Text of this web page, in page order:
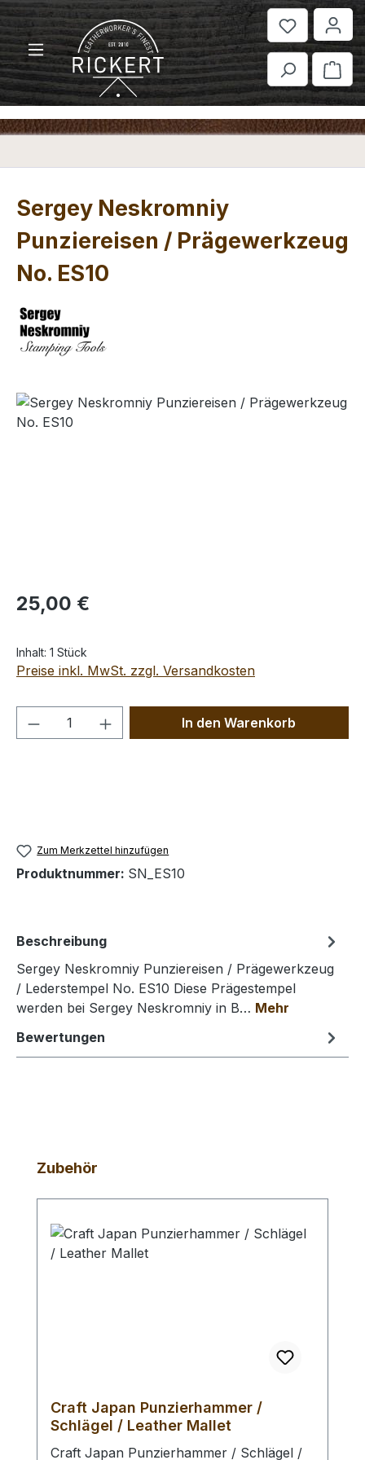
Zum Hauptinhalt springen
Sergey Neskromniy
Punziereisen / Prägewerkzeug
No. ES10
Bildergalerie überspringen
Regulärer Preis:
25,00 €
Inhalt: 1 Stück
Preise inkl. MwSt. zzgl. Versandkosten
Produkt Anzahl: Gib denIn den Warenkorb
Zum Merkzettel hinzufügen
Produktnummer: SN_ES10
Beschreibung
Sergey Neskromniy Punziereisen / Prägewerkzeug
/ Lederstempel No. ES10 Diese Prägestempel
werden bei Sergey Neskromniy in B… Mehr
Bewertungen
Produktgalerie überspringen
Zubehör
Craft Japan Punzierhammer /
Schlägel / Leather Mallet
Craft Japan Punzierhammer / Schlägel /